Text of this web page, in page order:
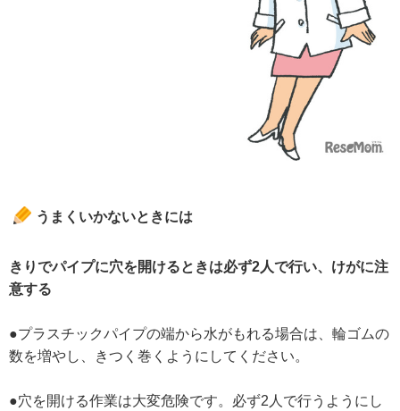
うまくいかないときには
きりでパイプに穴を開けるときは必ず2人で行い、けがに注
意する
●プラスチックパイプの端から水がもれる場合は、輪ゴムの
数を増やし、きつく巻くようにしてください。
●穴を開ける作業は大変危険です。必ず2人で行うようにし